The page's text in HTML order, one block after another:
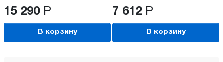
15 290 Р
В корзину
7 612 Р
В корзину